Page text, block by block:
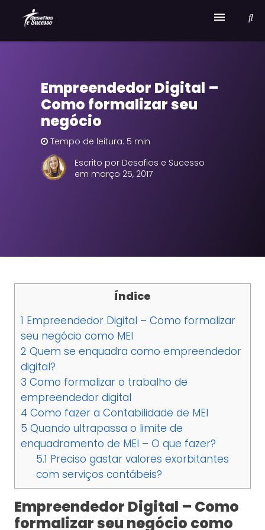
Serviços
Sobre Desafios e Sucesso
Empreendedor Digital –
Como formalizar seu
negócio
Tempo de leitura: 5 min
Escrito por Desafios e Sucesso
em março 25, 2017
Índice
1 Empreendedor Digital – Como formalizar
seu negócio como MEI
2 Quem se enquadra como empreendedor
digital?
3 Como formalizar o trabalho de
empreendedor digital
4 Como fazer a Contabilidade de MEI
5 Quando ultrapassa o limite de
enquadramento de MEI – O que fazer?
5.1 Preciso gastar valores exorbitantes
com serviços contábeis?
Empreendedor Digital – Como
formalizar seu negócio como